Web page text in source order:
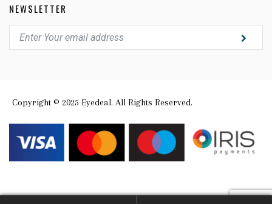
NEWSLETTER
Copyright © 2025 Eyedeal. All Rights Reserved.